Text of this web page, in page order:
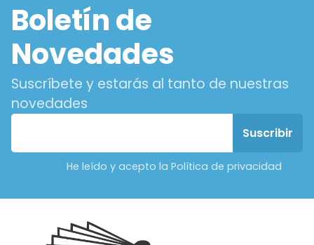
Boletín de
Novedades
Suscríbete y estarás al tanto de nuestras
novedades
He leído y acepto la Política de privacidad